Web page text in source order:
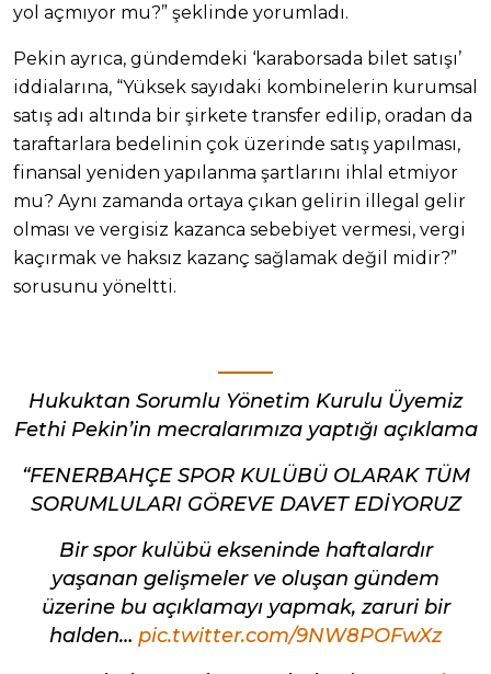
yol açmıyor mu?” şeklinde yorumladı.
Pekin ayrıca, gündemdeki ‘karaborsada bilet satışı’
iddialarına, “Yüksek sayıdaki kombinelerin kurumsal
satış adı altında bir şirkete transfer edilip, oradan da
taraftarlara bedelinin çok üzerinde satış yapılması,
finansal yeniden yapılanma şartlarını ihlal etmiyor
mu? Aynı zamanda ortaya çıkan gelirin illegal gelir
olması ve vergisiz kazanca sebebiyet vermesi, vergi
kaçırmak ve haksız kazanç sağlamak değil midir?”
sorusunu yöneltti.
Hukuktan Sorumlu Yönetim Kurulu Üyemiz
Fethi Pekin’in mecralarımıza yaptığı açıklama
“FENERBAHÇE SPOR KULÜBÜ OLARAK TÜM
SORUMLULARI GÖREVE DAVET EDİYORUZ
Bir spor kulübü ekseninde haftalardır
yaşanan gelişmeler ve oluşan gündem
üzerine bu açıklamayı yapmak, zaruri bir
halden… pic.twitter.com/9NW8POFwXz